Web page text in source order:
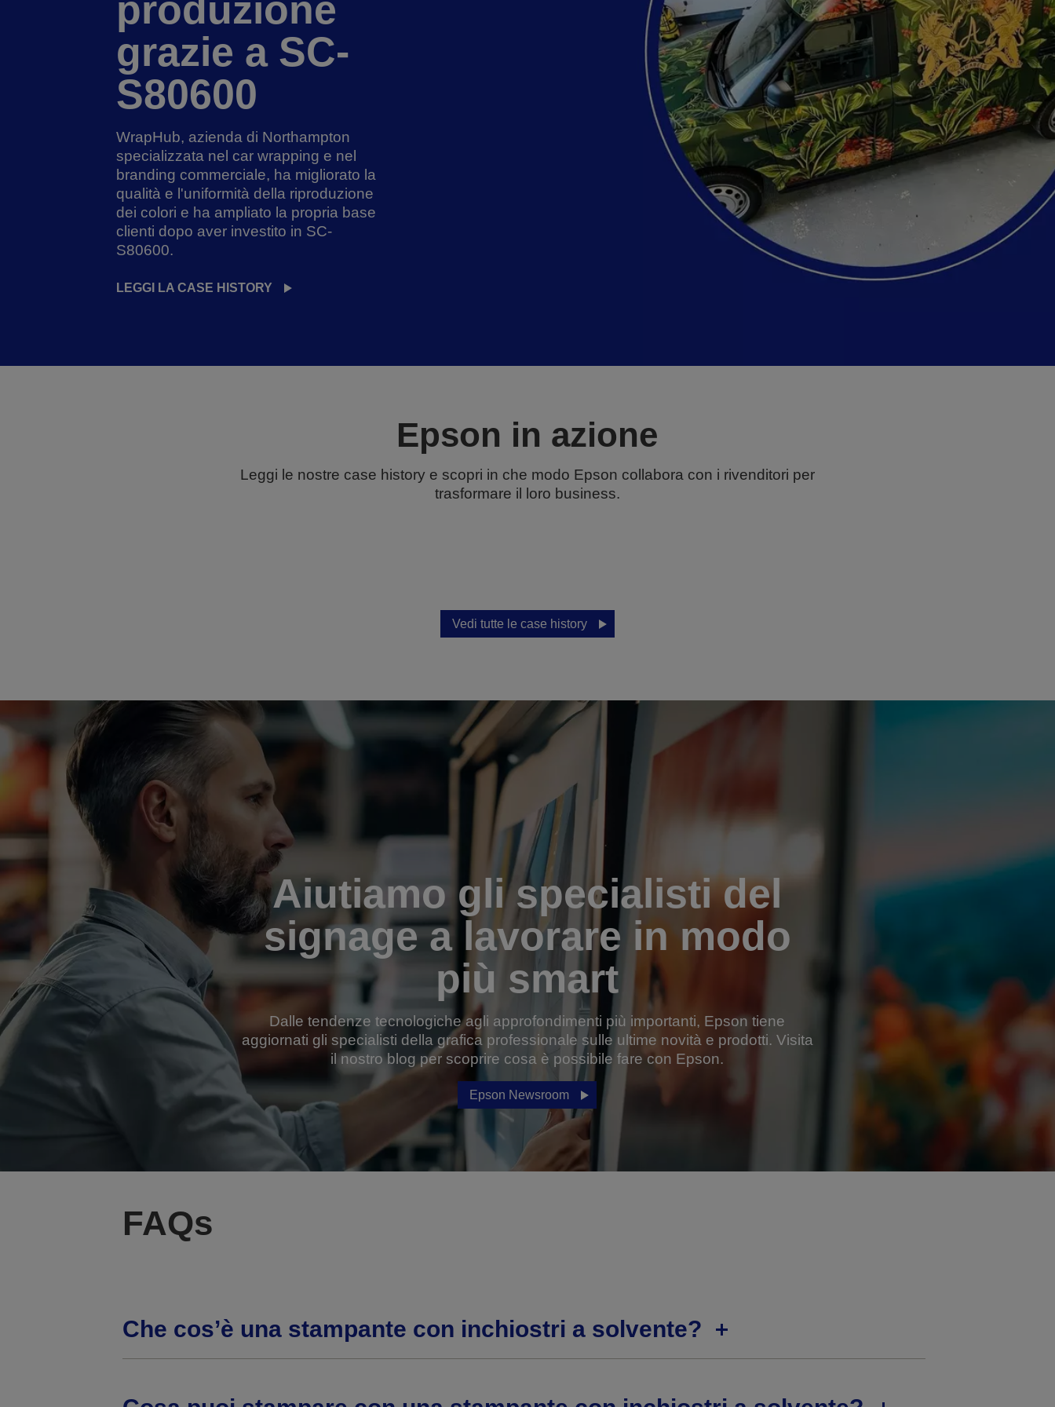
produzione
grazie a SC-
S80600
WrapHub, azienda di Northampton
specializzata nel car wrapping e nel
branding commerciale, ha migliorato la
qualità e l'uniformità della riproduzione
dei colori e ha ampliato la propria base
clienti dopo aver investito in SC-
S80600.
LEGGI LA CASE HISTORY
Epson in azione
Leggi le nostre case history e scopri in che modo Epson collabora con i rivenditori per
trasformare il loro business.
Vedi tutte le case history
Aiutiamo gli specialisti del
signage a lavorare in modo
più smart
Dalle tendenze tecnologiche agli approfondimenti più importanti, Epson tiene
aggiornati gli specialisti della grafica professionale sulle ultime novità e prodotti. Visita
il nostro blog per scoprire cosa è possibile fare con Epson.
Epson Newsroom
FAQs
Che cos’è una stampante con inchiostri a solvente?